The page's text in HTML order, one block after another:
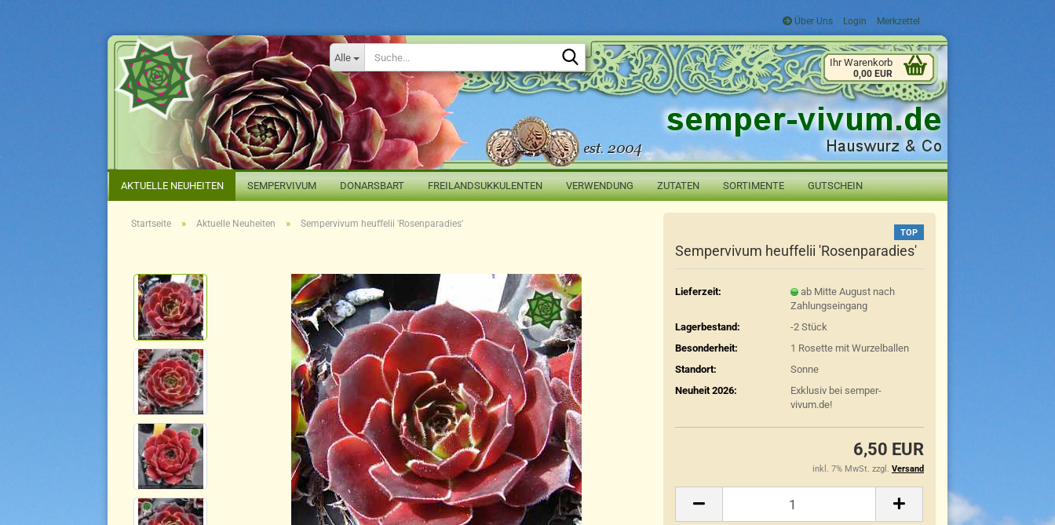
Über Uns Login Merkzettel
Alle
Suche...
Ihr Warenkorb
0,00 EUR
AKTUELLE NEUHEITEN SEMPERVIVUM DONARSBART FREILANDSUKKULENTEN VERWENDUNG ZUTATEN SORTIMENTE GUTSCHEIN
Startseite » Aktuelle Neuheiten » Sempervivum heuffelii 'Rosenparadies'
TOP
Sempervivum heuffelii 'Rosenparadies'
Lieferzeit:
ab Mitte August nach
Zahlungseingang
Lagerbestand:
-2Stück
Besonderheit:
1 Rosette mit Wurzelballen
Standort:
Sonne
Neuheit 2026:
Exklusiv bei semper-
vivum.de!
6,50 EUR
inkl. 7% MwSt. zzgl. Versand